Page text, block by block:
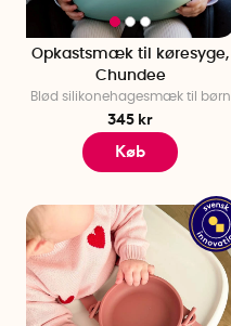
Opkastsmæk til køresyge,
Chundee
Blød silikonehagesmæk til børn
345 kr
Køb